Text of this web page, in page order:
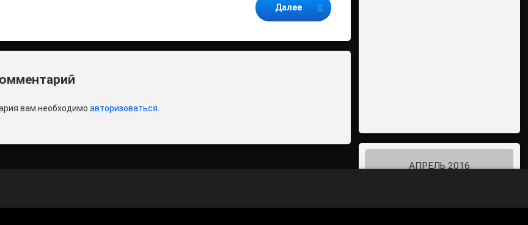
Далее
вам необходимоавторизоваться
АПРЕЛЬ 2016